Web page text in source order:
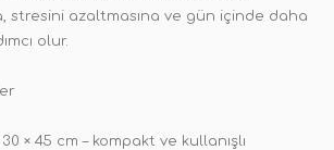
stresini azaltmasına ve gün içinde daha
olur.
× 45 cm – kompakt ve kullanışlı